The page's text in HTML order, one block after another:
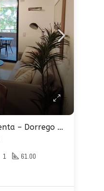
Oficina/Duplex en Venta – Dorrego 100
1 61.00